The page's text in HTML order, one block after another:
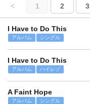
< 1 2 3
I Have to Do This
アルバム シングル
I Have to Do This
アルバム ハイレゾ
A Faint Hope
アルバム シングル